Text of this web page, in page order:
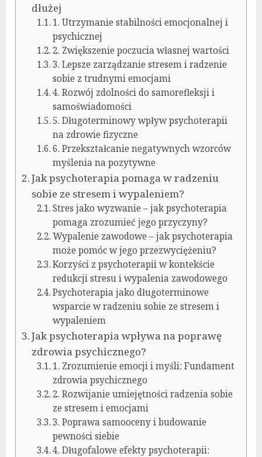
dłużej
1. Utrzymanie stabilności emocjonalnej i
psychicznej
2. Zwiększenie poczucia własnej wartości
3. Lepsze zarządzanie stresem i radzenie
sobie z trudnymi emocjami
4. Rozwój zdolności do samorefleksji i
samoświadomości
5. Długoterminowy wpływ psychoterapii
na zdrowie fizyczne
6. Przekształcanie negatywnych wzorców
myślenia na pozytywne
Jak psychoterapia pomaga w radzeniu
sobie ze stresem i wypaleniem?
Stres jako wyzwanie – jak psychoterapia
pomaga zrozumieć jego przyczyny?
Wypalenie zawodowe – jak psychoterapia
może pomóc w jego przezwyciężeniu?
Korzyści z psychoterapii w kontekście
redukcji stresu i wypalenia zawodowego
Psychoterapia jako długoterminowe
wsparcie w radzeniu sobie ze stresem i
wypaleniem
Jak psychoterapia wpływa na poprawę
zdrowia psychicznego?
1. Zrozumienie emocji i myśli: Fundament
zdrowia psychicznego
2. Rozwijanie umiejętności radzenia sobie
ze stresem i emocjami
3. Poprawa samooceny i budowanie
pewności siebie
4. Długofalowe efekty psychoterapii: